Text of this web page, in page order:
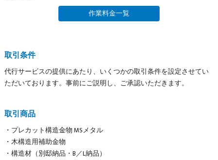
作業料金一覧
取引条件
代行サービスの提供にあたり、いくつかの取引条件を設定させてい
ただいております。事前にご説明し、ご承認いただきます。
取引商品
・プレカット構造金物 MSメタル
・木構造用補助金物
・構造材（別邸納品・B／L納品）